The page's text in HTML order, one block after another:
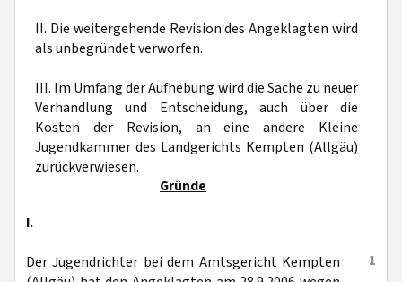
II. Die weitergehende Revision des Angeklagten wird
als unbegründet verworfen.
III. Im Umfang der Aufhebung wird die Sache zu neuer
Verhandlung und Entscheidung, auch über die
Kosten der Revision, an eine andere Kleine
Jugendkammer des Landgerichts Kempten (Allgäu)
zurückverwiesen.
Gründe
I.
1
Der Jugendrichter bei dem Amtsgericht Kempten